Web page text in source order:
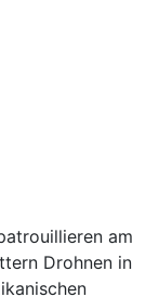
am
Drohnen in